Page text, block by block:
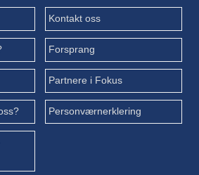
Kontakt oss
Forsprang
Partnere i Fokus
Personværnerklering